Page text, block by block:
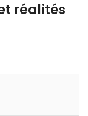
réalités